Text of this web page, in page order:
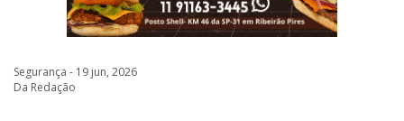
Segurança - 19 jun, 2026
Da Redação